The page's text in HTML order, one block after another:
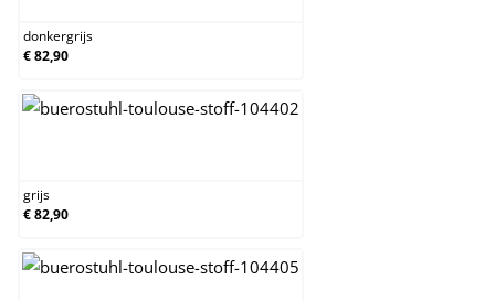
donkergrijs
€ 82,90
grijs
€ 82,90